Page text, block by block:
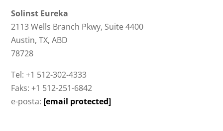
Solinst Eureka
2113 Wells Branch Pkwy, Suite 4400
Austin, TX, ABD
78728
Tel: +1 512-302-4333
Faks: +1 512-251-6842
e-posta: [email protected]